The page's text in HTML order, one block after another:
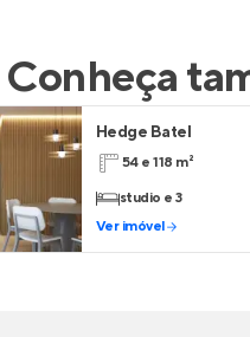
Conheça
Hedge Batel
54 e 118 m²
studio e 3
Ver imóvel